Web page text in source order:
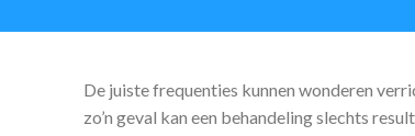
De juiste frequenties kunnen wonderen
zo’n geval kan een behandeling slechts